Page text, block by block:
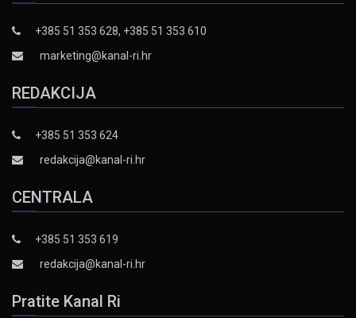
+385 51 353 628, +385 51 353 610
marketing@kanal-ri.hr
REDAKCIJA
+385 51 353 624
redakcija@kanal-ri.hr
CENTRALA
+385 51 353 619
redakcija@kanal-ri.hr
Pratite Kanal Ri